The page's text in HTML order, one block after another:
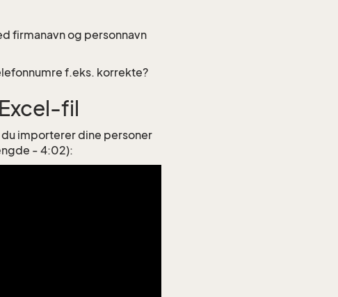
firmanavn og personnavn
f.eks. korrekte?
fil
importerer dine personer
- 4:02):